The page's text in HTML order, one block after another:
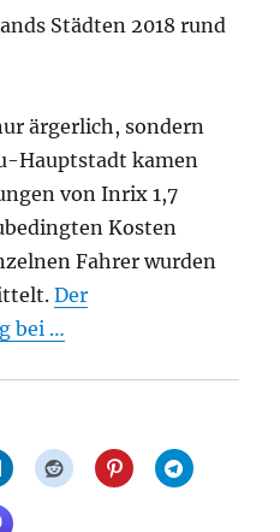
Städten 2018 rund
ärgerlich, sondern
Hauptstadt kamen
von Inrix 1,7
Kosten
Fahrer wurden
Der
bei …